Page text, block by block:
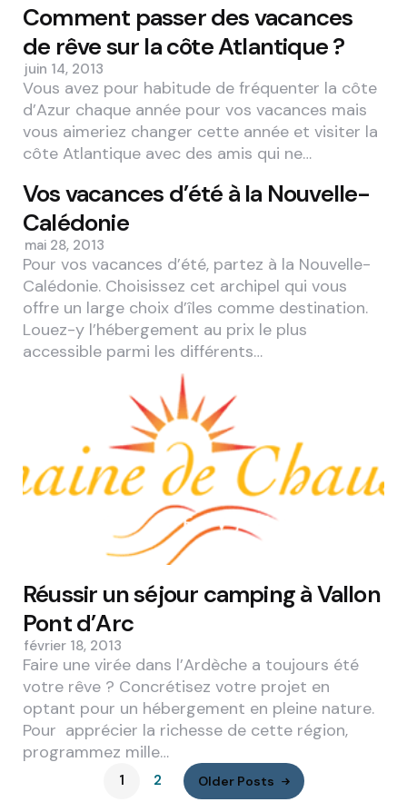
Comment passer des vacances
de rêve sur la côte Atlantique ?
juin 14, 2013
Vous avez pour habitude de fréquenter la côte
d’Azur chaque année pour vos vacances mais
vous aimeriez changer cette année et visiter la
côte Atlantique avec des amis qui ne…
Vos vacances d’été à la Nouvelle-
Calédonie
mai 28, 2013
Pour vos vacances d’été, partez à la Nouvelle-
Calédonie. Choisissez cet archipel qui vous
offre un large choix d’îles comme destination.
Louez-y l’hébergement au prix le plus
accessible parmi les différents…
Réussir un séjour camping à Vallon
Pont d’Arc
février 18, 2013
Faire une virée dans l’Ardèche a toujours été
votre rêve ? Concrétisez votre projet en
optant pour un hébergement en pleine nature.
Pour apprécier la richesse de cette région,
programmez mille…
1 2 Older Posts